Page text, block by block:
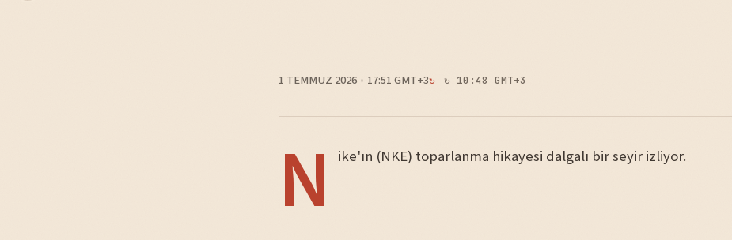
1 TEMMUZ 2026 17:51 GMT+3 ↻ 10:48 GMT+3
N ike'ın (NKE) toparlanma hikayesi dalgalı bir seyir izliyor.